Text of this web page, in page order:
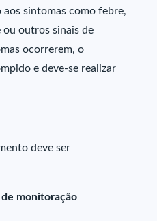
sintomas como febre,
outros sinais de
ocorrerem, o
e deve-se realizar
deve ser
monitoração